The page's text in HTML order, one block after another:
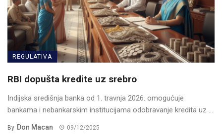
REGULATIVA
RBI dopušta kredite uz srebro
Indijska središnja banka od 1. travnja 2026. omogućuje
bankama i nebankarskim institucijama odobravanje kredita uz ...
By Don Macan 09/12/2025